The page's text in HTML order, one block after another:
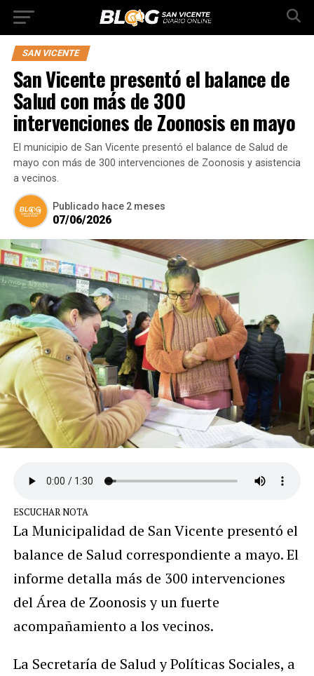
SAN VICENTE
San Vicente presentó el balance de
Salud con más de 300
intervenciones de Zoonosis en mayo
El municipio de San Vicente presentó el balance de Salud de
mayo con más de 300 intervenciones de Zoonosis y asistencia
a vecinos.
Publicado hace 2 meses
07/06/2026
ESCUCHAR NOTA
La Municipalidad de San Vicente presentó el
balance de Salud correspondiente a mayo. El
informe detalla más de 300 intervenciones
del Área de Zoonosis y un fuerte
acompañamiento a los vecinos.
La Secretaría de Salud y Políticas Sociales, a